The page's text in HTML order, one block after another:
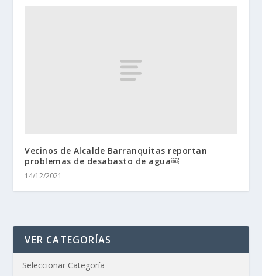
Vecinos de Alcalde Barranquitas reportan
problemas de desabasto de agua￼
14/12/2021
VER CATEGORÍAS